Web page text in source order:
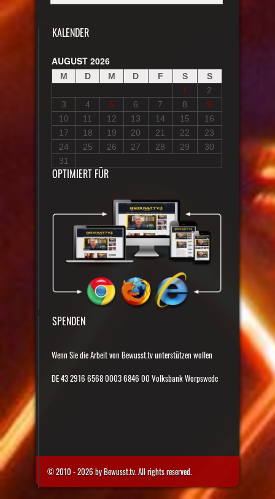
KALENDER
AUGUST 2026
M D M D F S
S
1
2
3
4 5 6 7 8
9
10
11 12 13 14 15
16
17
18 19 20 21 22
23
24
25 26 27 28 29
30
31
OPTIMIERT FÜR
SPENDEN
Wenn Sie die Arbeit von Bewusst.tv unterstützen wollen
DE 43 2916 6568 0003 6846 00 Volksbank Worpswede
© 2010 - 2026 by Bewusst.tv. All rights reserved.